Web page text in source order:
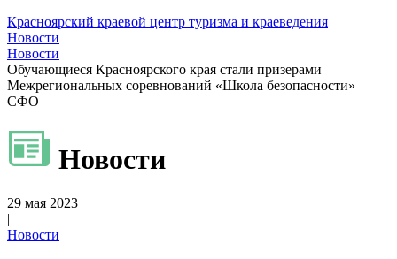
Красноярский краевой центр туризма и краеведения
Новости
Новости
Обучающиеся Красноярского края стали призерами
Межрегиональных соревнований «Школа безопасности»
СФО
Новости
29 мая 2023
|
Новости